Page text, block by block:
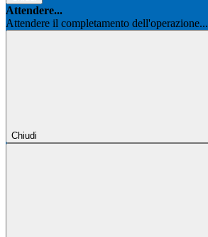
Attendere...
Attendere il completamento dell'operazione...
Chiudi